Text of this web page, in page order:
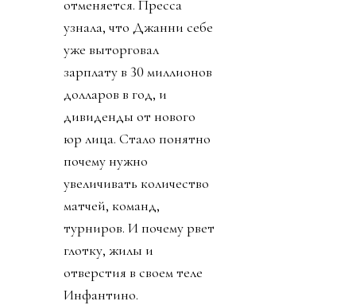
отменяется. Пресса
узнала, что Джанни себе
уже выторговал
зарплату в 30 миллионов
долларов в год, и
дивиденды от нового
юр лица. Стало понятно
почему нужно
увеличивать количество
матчей, команд,
турниров. И почему рвет
глотку, жилы и
отверстия в своем теле
Инфантино.